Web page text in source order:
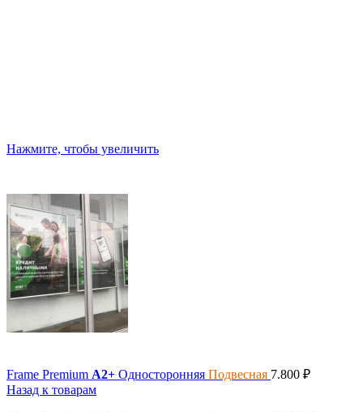
Нажмите, чтобы увеличить
Frame Premium A2+ Односторонняя Подвесная 7.800 ₽
Назад к товарам